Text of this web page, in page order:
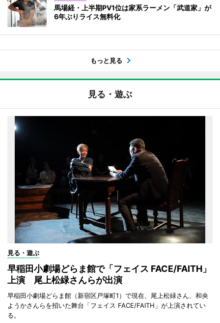
馬場経・上半期PV1位は家系ラーメン「武道家」が
6年ぶりライス無料化
もっと見る
見る・遊ぶ
見る・遊ぶ
早稲田小劇場どらま館で「フェイス FACE/FAITH」
上演 尾上松緑さんらが出演
早稲田小劇場どらま館（新宿区戸塚町1）で現在、尾上松緑さん、和央
ようかさんらを招いた舞台「フェイス FACE/FAITH」が上演されてい
る。